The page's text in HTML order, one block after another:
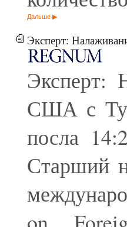
Дальше
Эксперт: Налаживанию
Эксперт:
США с
посла
Старший